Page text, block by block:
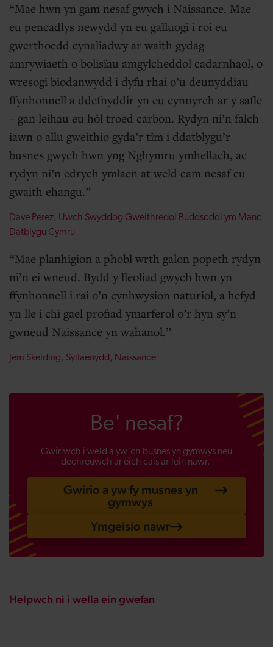
Mae hwn yn gam nesaf gwych i Naissance. Mae
eu pencadlys newydd yn eu galluogi i roi eu
gwerthoedd cynaliadwy ar waith gydag
amrywiaeth o bolisïau amgylcheddol cadarnhaol, o
wresogi biodanwydd i dyfu rhai o’u deunyddiau
ffynhonnell a ddefnyddir yn eu cynnyrch ar y safle
– gan leihau eu hôl troed carbon. Rydyn ni’n falch
iawn o allu gweithio gyda’r tîm i ddatblygu’r
busnes gwych hwn yng Nghymru ymhellach, ac
rydyn ni’n edrych ymlaen at weld cam nesaf eu
gwaith ehangu.
Dave Perez, Uwch Swyddog Gweithredol Buddsoddi ym Manc
Datblygu Cymru
Mae planhigion a phobl wrth galon popeth rydyn
ni’n ei wneud. Bydd y lleoliad gwych hwn yn
ffynhonnell i rai o’n cynhwysion naturiol, a hefyd
yn lle i chi gael profiad ymarferol o’r hyn sy’n
gwneud Naissance yn wahanol.
Jem Skelding, Sylfaenydd, Naissance
Be' nesaf?
Gwiriwch i weld a yw'ch busnes yn gymwys neu
dechreuwch ar eich cais ar-lein nawr.
Gwirio a yw fy musnes yn
gymwys
Ymgeisio nawr
Helpwch ni i wella ein gwefan